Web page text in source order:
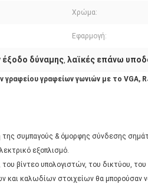
Χρώμα:
Εφαρμογή:
δύναμης, λαϊκές επάνω
γραφείων γωνιών με το VGA,
συμπαγούς & όμορφης σύνδεσης
εξοπλισμό.
βίντεο υπολογιστών, του δικτύου,
και καλωδίων στοιχείων θα μπορούσαν